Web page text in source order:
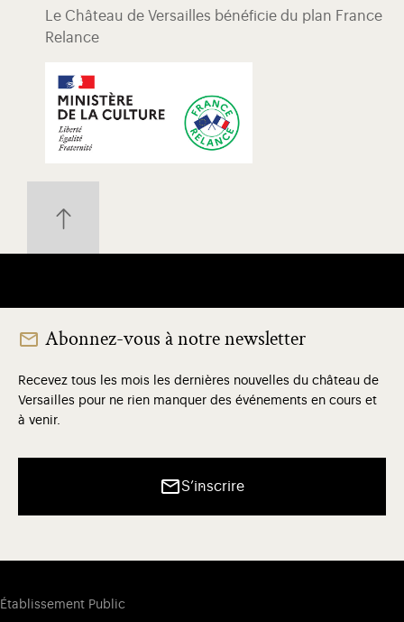
Le Château de Versailles bénéficie du plan France
Relance
Abonnez-vous à notre newsletter
Recevez tous les mois les dernières nouvelles du château de
Versailles pour ne rien manquer des événements en cours et
à venir.
S’inscrire
Établissement Public